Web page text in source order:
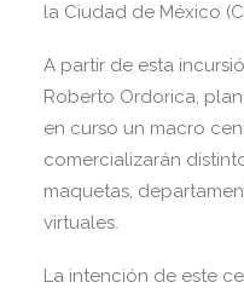
la Ciudad de México
A partir de esta
Roberto Ordorica,
en curso un macro
comercializarán
maquetas,
virtuales.
La intención de este